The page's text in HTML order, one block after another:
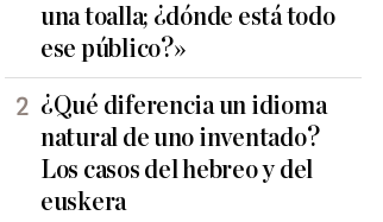
una toalla; ¿dónde está todo
ese público?»
¿Qué diferencia un idioma
natural de uno inventado?
Los casos del hebreo y del
euskera